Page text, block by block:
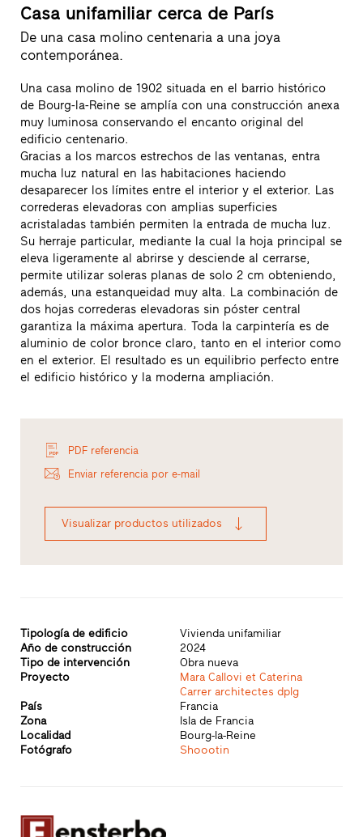
Casa unifamiliar cerca de París
De una casa molino centenaria a una joya
contemporánea.
Una casa molino de 1902 situada en el barrio histórico
de Bourg-la-Reine se amplía con una construcción anexa
muy luminosa conservando el encanto original del
edificio centenario.
Gracias a los marcos estrechos de las ventanas, entra
mucha luz natural en las habitaciones haciendo
desaparecer los límites entre el interior y el exterior. Las
correderas elevadoras con amplias superficies
acristaladas también permiten la entrada de mucha luz.
Su herraje particular, mediante la cual la hoja principal se
eleva ligeramente al abrirse y desciende al cerrarse,
permite utilizar soleras planas de solo 2 cm obteniendo,
además, una estanqueidad muy alta. La combinación de
dos hojas correderas elevadoras sin póster central
garantiza la máxima apertura. Toda la carpintería es de
aluminio de color bronce claro, tanto en el interior como
en el exterior. El resultado es un equilibrio perfecto entre
el edificio histórico y la moderna ampliación.
PDF referencia
Enviar referencia por e-mail
Visualizar productos utilizados
Tipología de edificio
Vivienda unifamiliar
Año de construcción
2024
Tipo de intervención
Obra nueva
Proyecto
Mara Callovi et Caterina
Carrer architectes dplg
País
Francia
Zona
Isla de Francia
Localidad
Bourg-la-Reine
Fotógrafo
Shoootin